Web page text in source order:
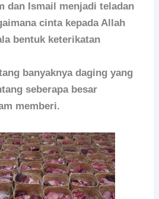
dan Ismail menjadi teladan
cinta kepada Allah
bentuk keterikatan
banyaknya daging yang
seberapa besar
memberi.